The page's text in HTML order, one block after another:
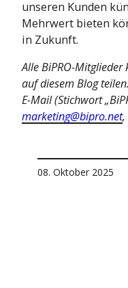
unseren Kunden
Mehrwert bieten
in Zukunft.
Alle BiPRO-Mitglieder
auf diesem Blog
E-Mail (Stichwort
marketing@bipro.net,
08. Oktober 2025